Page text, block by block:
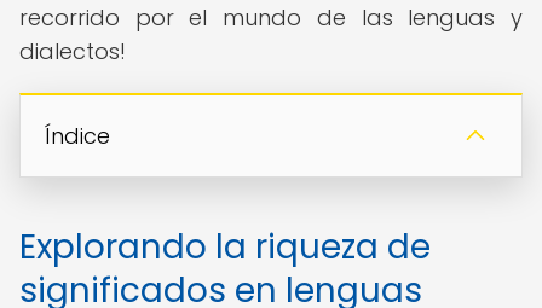
recorrido por el mundo de las lenguas y
dialectos!
Índice
Explorando la riqueza de
significados en lenguas